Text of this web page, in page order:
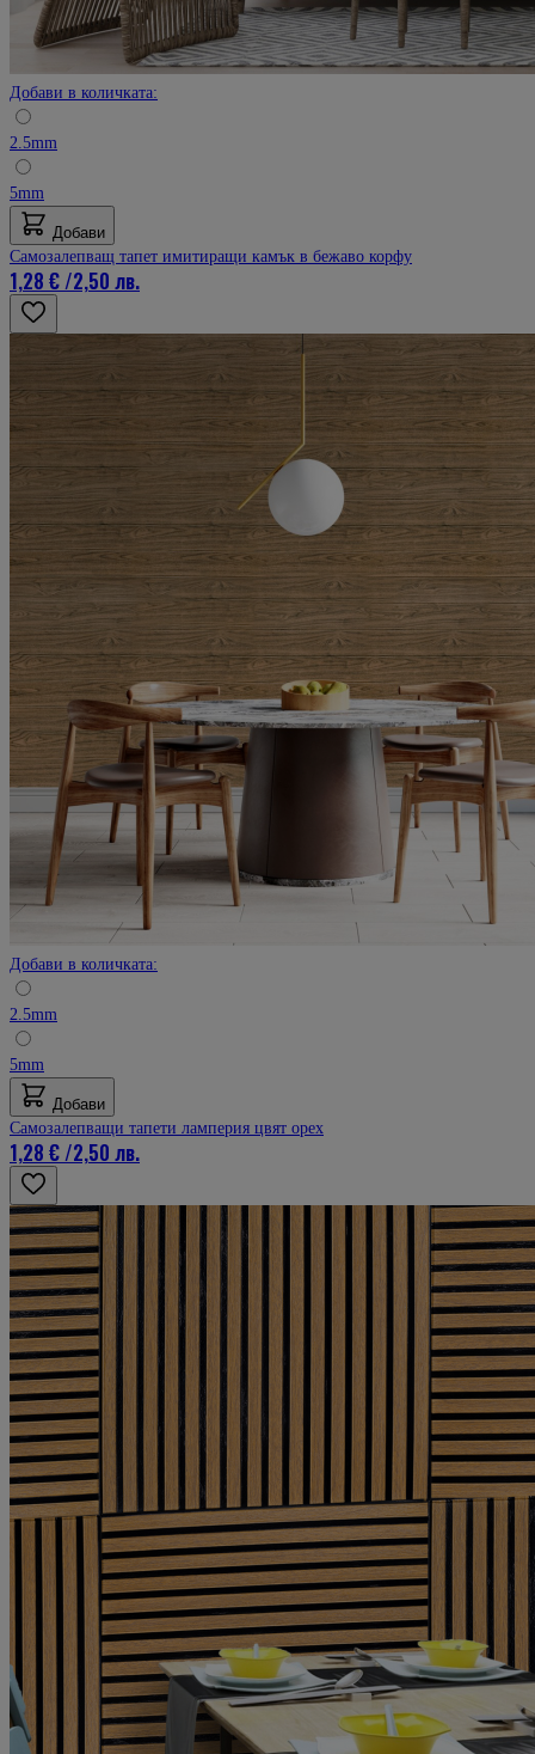
Добави в количката:
2.5mm
5mm
Добави
Самозалепващ тапет имитиращи камък в бежаво корфу
1,28 €/2,50 лв.
Добави в количката:
2.5mm
5mm
Добави
Самозалепващи тапети ламперия цвят орех
1,28 €/2,50 лв.